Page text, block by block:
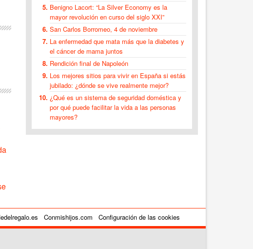
Benigno Lacort: “La Silver Economy es la
mayor revolución en curso del siglo XXI”
San Carlos Borromeo, 4 de noviembre
La enfermedad que mata más que la diabetes y
el cáncer de mama juntos
Rendición final de Napoleón
Los mejores sitios para vivir en España si estás
jubilado: ¿dónde se vive realmente mejor?
¿Qué es un sistema de seguridad doméstica y
por qué puede facilitar la vida a las personas
mayores?
Conmishijos.com Configuración de las cookies